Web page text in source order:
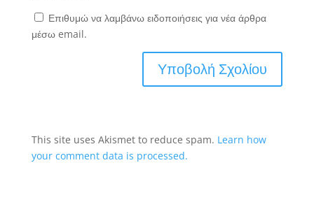
Επιθυμώ να λαμβάνω ειδοποιήσεις για νέα άρθρα
μέσω email.
This site uses Akismet to reduce spam. Learn how
your comment data is processed.